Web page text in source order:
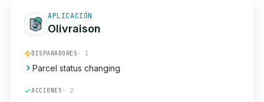
APLICACIÓN
Olivraison
DISPARADORES · 1
Parcel status changing
ACCIONES · 2